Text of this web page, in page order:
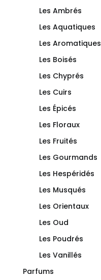
Les Ambrés
Les Aquatiques
Les Aromatiques
Les Boisés
Les Chyprés
Les Cuirs
Les Épicés
Les Floraux
Les Fruités
Les Gourmands
Les Hespéridés
Les Musqués
Les Orientaux
Les Oud
Les Poudrés
Les Vanillés
Parfums